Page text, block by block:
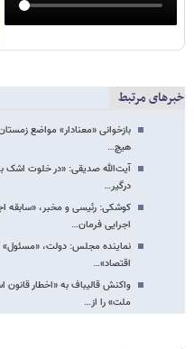
خبرهای مرتبط
هیچ…
آیت‌الله صدیقی: «در خلوت اشک
درگیر…
کوشکی: رئیسی و مخبر، «سابقه
اجرایی فرمان…
نماینده مجلس: دولت، «مسئول»
اقتصاد»…
واکنش قالیباف به «اخطار
ملت» را از…